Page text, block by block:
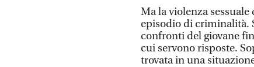
Ma la violenza
episodio di criminalità.
confronti del giovane
cui servono risposte.
trovata in una